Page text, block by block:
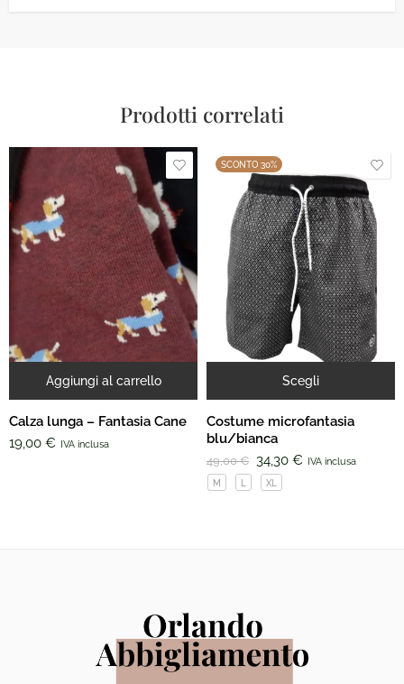
Prodotti correlati
Aggiungi al carrello
Calza lunga – Fantasia Cane
19,00 € IVA inclusa
SCONTO 30%
Scegli
Costume microfantasia
blu/bianca
49,00€ 34,30 € IVA inclusa
M XL